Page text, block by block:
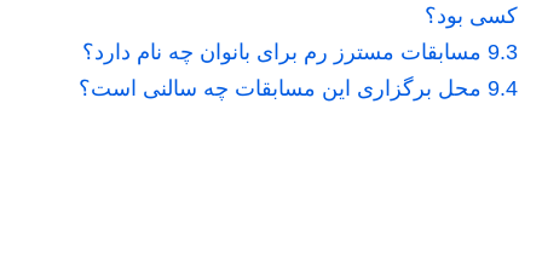
کسی بود؟
9.3 مسابقات مسترز رم برای بانوان چه نام دارد؟
9.4 محل برگزاری این مسابقات چه سالنی است؟